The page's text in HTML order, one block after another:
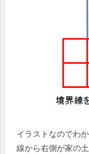
イラストなのでわ
線から右側が家の土